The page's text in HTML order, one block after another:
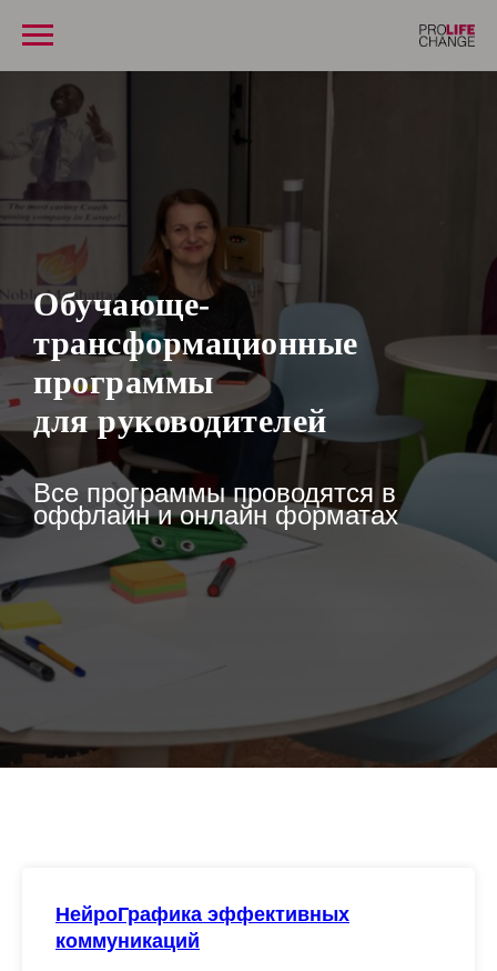
Обучающе-
трансформационные
программы
для руководителей
Все программы проводятся в
оффлайн и онлайн форматах
НейроГрафика эффективных
коммуникаций